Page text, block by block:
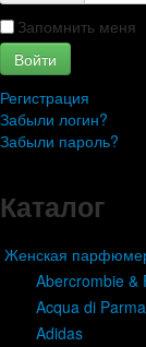
Запомнить меня
Войти
Регистрация
Забыли логин?
Забыли пароль?
Каталог
Женская
Abercrombie &
Acqua di Parma
Adidas